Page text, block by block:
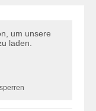
um unsere
laden.